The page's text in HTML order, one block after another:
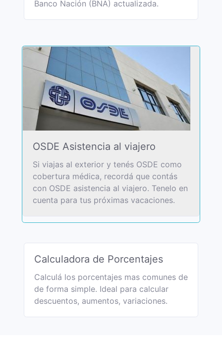
Banco Nación (BNA) actualizada.
OSDE Asistencia al viajero
Si viajas al exterior y tenés OSDE como
cobertura médica, recordá que contás
con OSDE asistencia al viajero. Tenelo en
cuenta para tus próximas vacaciones.
Calculadora de Porcentajes
Calculá los porcentajes mas comunes de
de forma simple. Ideal para calcular
descuentos, aumentos, variaciones.